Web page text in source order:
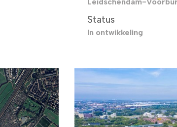
Status
In ontwikkeling